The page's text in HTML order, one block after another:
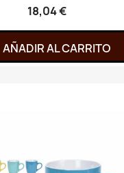
18,04 €
AÑADIR AL CARRITO